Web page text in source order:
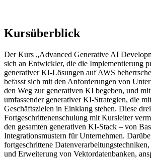
Kursüberblick
Der Kurs „Advanced Generative AI
sich an Entwickler, die die Implementierung
generativer KI-Lösungen auf AWS
befasst sich mit den Anforderungen von
den Weg zur generativen KI begeben, und
umfassender generativer KI-Strategien, die
Geschäftszielen in Einklang stehen. Diese
Fortgeschrittenenschulung mit Kursleiter
den gesamten generativen KI-Stack – von
Integrationsmustern für Unternehmen.
fortgeschrittene
und Erweiterung von Vektordatenbanken,